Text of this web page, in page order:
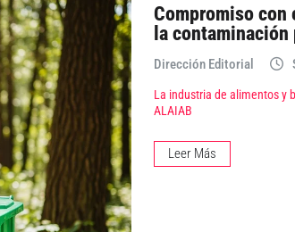
Compromiso con
la
Dirección Editorial
La industria de alimentos y
ALAIAB
Leer Más